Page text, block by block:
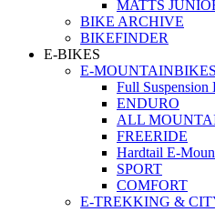
MATTS
BIKE ARCHIVE
BIKEFINDER
E-BIKES
E-MOUNTAINBIKES
Full Suspension
ENDURO
ALL
FREERIDE
Hardtail E-
SPORT
COMFORT
E-TREKKING &